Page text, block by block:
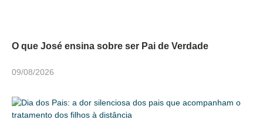
O que José ensina sobre ser Pai de Verdade
09/08/2026